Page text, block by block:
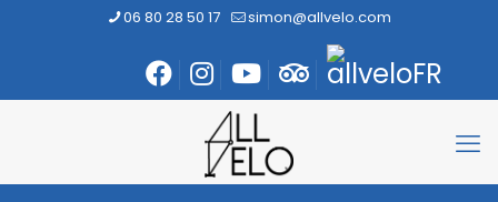
06 80 28 50 17 simon@allvelo.com